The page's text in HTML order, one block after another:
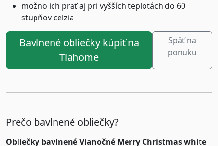
možno ich prať aj pri vyšších teplotách do 60
stupňov celzia
Bavlnené obliečky kúpiť na
Tiahome
Späť na
ponuku
Prečo bavlnené obliečky?
Obliečky bavlnené Vianočné Merry Christmas white